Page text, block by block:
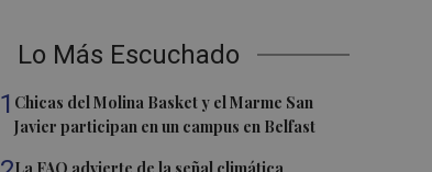
Lo Más Escuchado
1 Chicas del Molina Basket y el Marme San
Javier participan en un campus en Belfast